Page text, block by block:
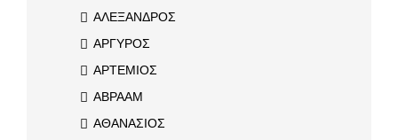
ΑΛΕΞΑΝΔΡΟΣ
ΑΡΓΥΡΟΣ
ΑΡΤΕΜΙΟΣ
ΑΒΡΑΑΜ
ΑΘΑΝΑΣΙΟΣ